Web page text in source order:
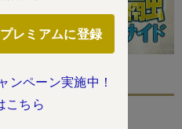
レミアムに登録
ンペーン実施中！
こちら
おすすめ